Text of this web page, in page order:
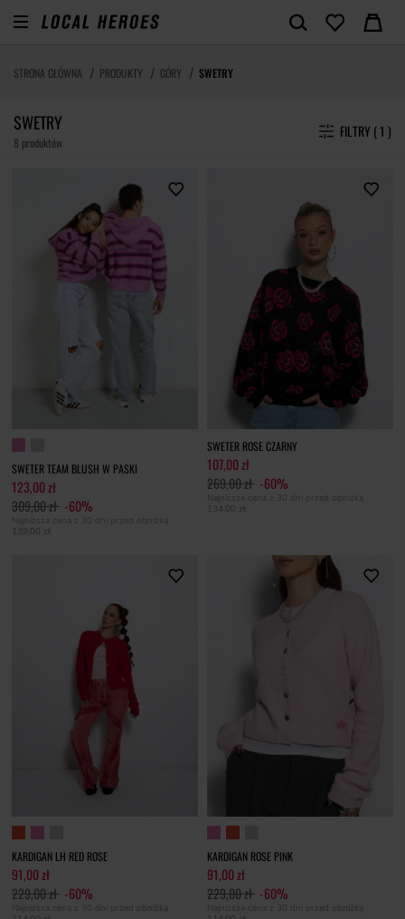
STRONA GŁÓWNA PRODUKTY GÓRY SWETRY
SWETRY
8 produktów
FILTRY ( 1 )
SWETER TEAM BLUSH W PASKI
123,00 zł
309,00 zł -60%
Najniższa cena z 30 dni przed obniżką
139,00 zł
SWETER ROSE CZARNY
107,00 zł
269,00 zł -60%
Najniższa cena z 30 dni przed obniżką
134,00 zł
KARDIGAN LH RED ROSE
91,00 zł
229,00 zł -60%
Najniższa cena z 30 dni przed obniżką
KARDIGAN ROSE PINK
91,00 zł
229,00 zł -60%
Najniższa cena z 30 dni przed obniżką